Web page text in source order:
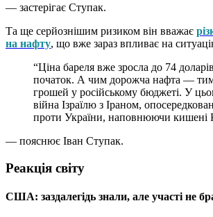
— застерігає Ступак.
Та ще серйознішим ризиком він вважає
на нафту, що вже зараз впливає на
“Ціна бареля вже зросла до 74
початок. А чим дорожча нафта —
грошей у російському бюджеті. У
війна Ізраїлю з Іраном,
проти України, наповнюючи кишені
— пояснює Іван Ступак.
Реакція світу
США: заздалегідь знали, але участі не